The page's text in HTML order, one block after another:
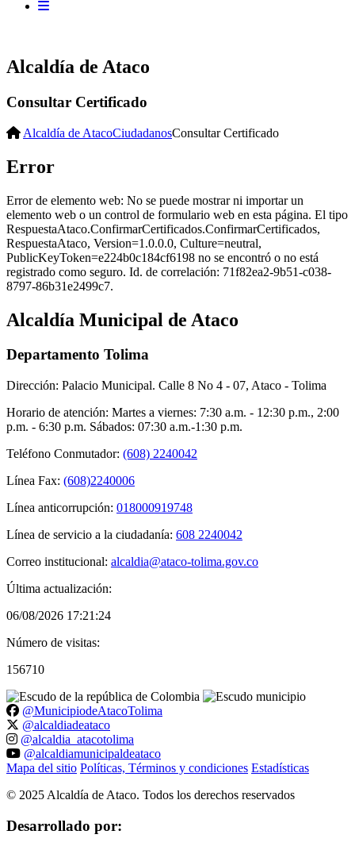
Alcaldía de Ataco
Consultar Certificado
Alcaldía de AtacoCiudadanosConsultar Certificado
Error
Error de elemento web: No se puede mostrar ni importar un
elemento web o un control de formulario web en esta página. El tipo
RespuestaAtaco.ConfirmarCertificados.ConfirmarCertificados,
RespuestaAtaco, Version=1.0.0.0, Culture=neutral,
PublicKeyToken=e224b0c184cf6198 no se encontró o no está
registrado como seguro. Id. de correlación: 71f82ea2-9b51-c038-
8797-86b31e2499c7.
Alcaldía Municipal de Ataco
Departamento Tolima
Dirección: Palacio Municipal. Calle 8 No 4 - 07, Ataco - Tolima
Horario de atención: Martes a viernes: 7:30 a.m. - 12:30 p.m., 2:00
p.m. - 6:30 p.m. Sábados: 07:30 a.m.-1:30 p.m.
Teléfono Conmutador: (608) 2240042
Línea Fax: (608)2240006
Línea anticorrupción: 018000919748
Línea de servicio a la ciudadanía: 608 2240042
Correo institucional: alcaldia@ataco-tolima.gov.co
Última actualización:
06/08/2026 17:21:24
Número de visitas:
156710
@MunicipiodeAtacoTolima
@alcaldiadeataco
@alcaldia_atacotolima
@alcaldiamunicipaldeataco
Mapa del sitio Políticas, Términos y condiciones Estadísticas
© 2025 Alcaldía de Ataco. Todos los derechos reservados
Desarrollado por: